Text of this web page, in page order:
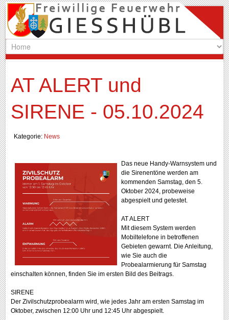
AT ALERT und
SIRENE - 05.10.2024
Kategorie: News
Das neue Handy-Warnsystem und
die Sirenentöne werden am
kommenden Samstag, den 5.
Oktober 2024, probeweise
abgespielt und getestet.
AT ALERT
Mit diesem System werden
Mobiltelefone in betroffenen
Gebieten gewarnt. Die Anleitung,
wie Sie auch die
Probealarmierung für Samstag
einschalten können, finden Sie im ersten Bild des Beitrags.
SIRENE
Der Zivilschutzprobealarm wird, wie jedes Jahr am ersten Samstag im
Oktober, zwischen 12:00 Uhr und 12:45 Uhr abgespielt.